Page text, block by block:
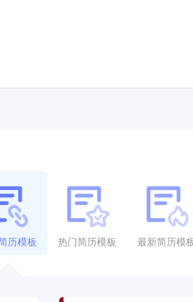
历模板 热门简历模板 最新简历模